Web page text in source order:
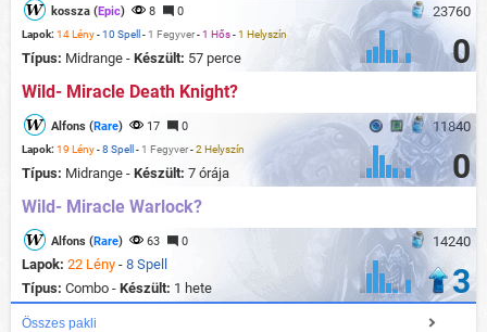
23760
kossza (Epic) 8 0
Lapok: 14 Lény-10 Spell - 1 Fegyver-1 Hős-1 Helyszín
Típus: Midrange - Készült: 57 perce 0
Wild- Miracle Death Knight?
11840
Alfons (Rare) 17 0
Lapok: 19 Lény-8 Spell - 1 Fegyver-2 Helyszín
Típus: Midrange - Készült: 7 órája 0
Wild- Miracle Warlock?
14240
Alfons (Rare) 63 0
Lapok: 22 Lény - 8 Spell
Típus: Combo - Készült: 1 hete 3
Összes pakli